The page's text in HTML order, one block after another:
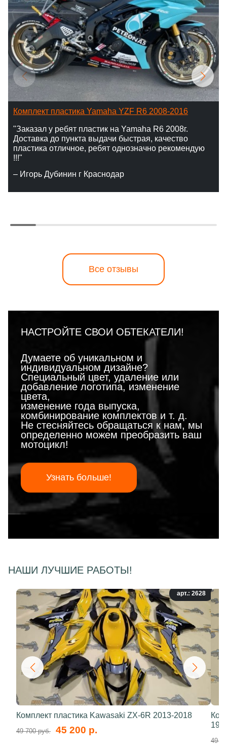
Комплект пластика Yamaha YZF R6 2008-2016
"Заказал у ребят пластик на Yamaha R6 2008г.
Доставка до пункта выдачи быстрая, качество
пластика отличное, ребят однозначно рекомендую
!!!"
– Игорь Дубинин г Краснодар
Все отзывы
НАСТРОЙТЕ СВОИ ОБТЕКАТЕЛИ!
Думаете об уникальном и
индивидуальном дизайне?
Специальный цвет, удаление или
добавление логотипа, изменение
цвета,
изменение года выпуска,
комбинирование комплектов и т. д.
Не стесняйтесь обращаться к нам, мы
определенно можем преобразить ваш
мотоцикл!
Узнать больше!
НАШИ ЛУЧШИЕ РАБОТЫ!
арт.: 2628
Комплект пластика Kawasaki ZX-6R 2013-2018
49 700 руб. 45 200 р.
49